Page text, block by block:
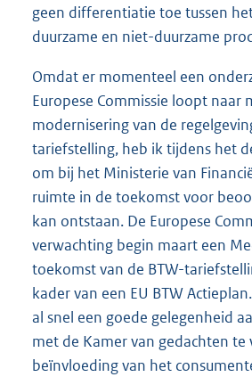
geen differentiatie toe tussen
duurzame en niet-duurzame
Omdat er momenteel een
Europese Commissie loopt naar
modernisering van de
tariefstelling, heb ik tijdens het
om bij het Ministerie van
ruimte in de toekomst voor
kan ontstaan. De Europese
verwachting begin maart een
toekomst van de BTW-
kader van een EU BTW
al snel een goede gelegenheid
met de Kamer van gedachten te
beïnvloeding van het